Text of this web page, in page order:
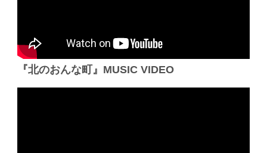
『北のおんな町』MUSIC VIDEO